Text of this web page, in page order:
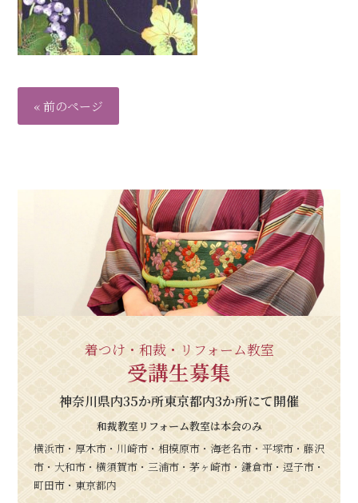
« 前のページ
着つけ・和裁・リフォーム教室
受講生募集
神奈川県内35か所東京都内3か所にて開催
和裁教室リフォーム教室は本会のみ
横浜市・厚木市・川崎市・相模原市・海老名市・平塚市・藤沢
市・大和市・横須賀市・三浦市・茅ヶ崎市・鎌倉市・逗子市・
町田市・東京都内